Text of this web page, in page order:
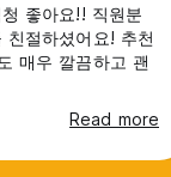
좋아요!! 직원분
친절하셨어요! 추천
매우 깔끔하고 괜
Read more